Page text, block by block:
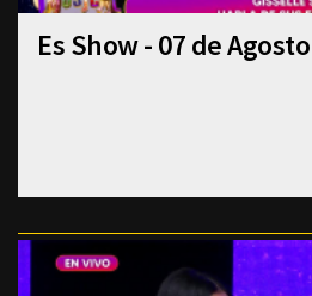
Es Show - 07 de